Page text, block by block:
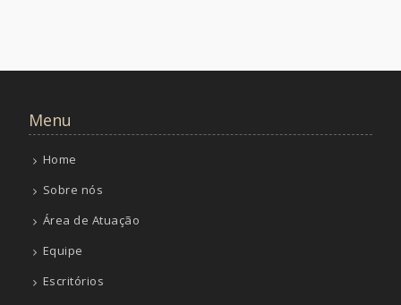
Menu
Home
Sobre nós
Área de Atuação
Equipe
Escritórios